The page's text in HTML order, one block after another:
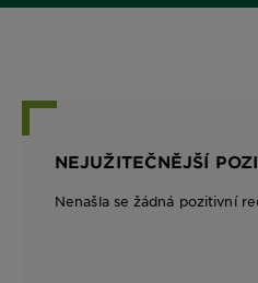
NEJUŽITEČNĚJŠÍ
Nenašla se žádná pozitivní